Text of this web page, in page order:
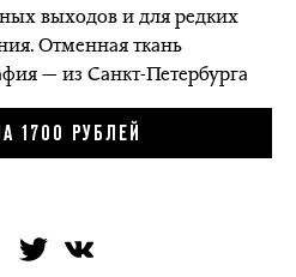
выходов и для редких
Отменная ткань
— из Санкт-Петербурга
1700 РУБЛЕЙ